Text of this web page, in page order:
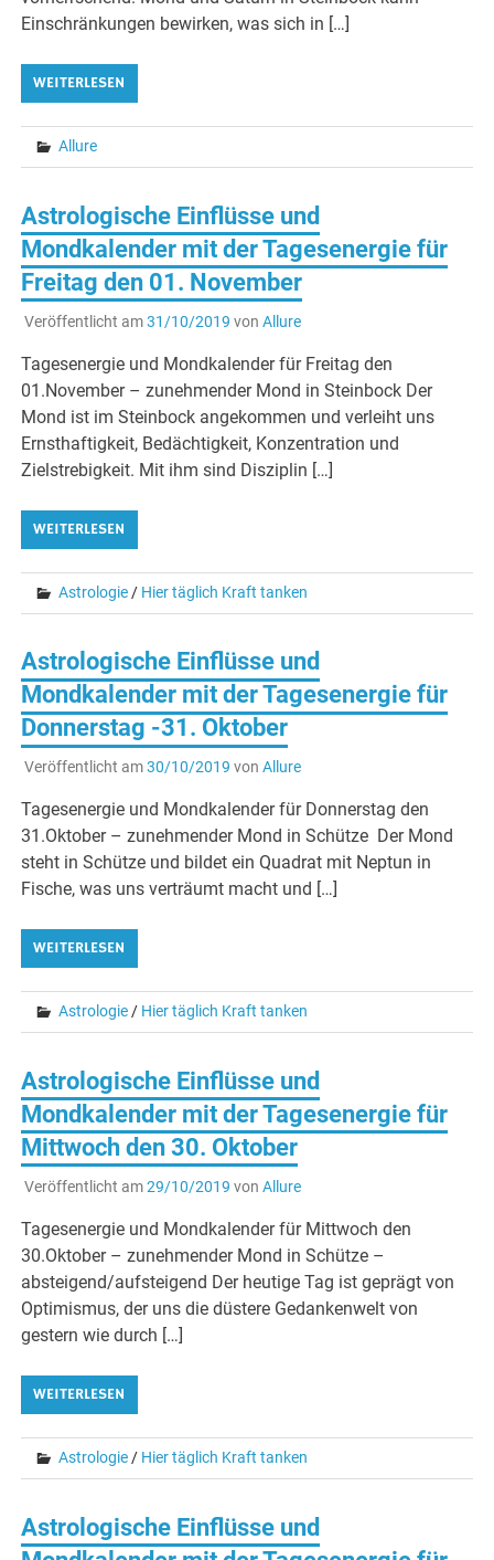
Einschränkungen bewirken, was sich in […]
WEITERLESEN
Allure
Astrologische Einflüsse und
Mondkalender mit der Tagesenergie für
Freitag den 01. November
Veröffentlicht am31/10/2019 von Allure
Tagesenergie und Mondkalender für Freitag den
01.November – zunehmender Mond in Steinbock Der
Mond ist im Steinbock angekommen und verleiht uns
Ernsthaftigkeit, Bedächtigkeit, Konzentration und
Zielstrebigkeit. Mit ihm sind Disziplin […]
WEITERLESEN
Astrologie / Hier täglich Kraft tanken
Astrologische Einflüsse und
Mondkalender mit der Tagesenergie für
Donnerstag -31. Oktober
Veröffentlicht am30/10/2019 von Allure
Tagesenergie und Mondkalender für Donnerstag den
31.Oktober – zunehmender Mond in Schütze Der Mond
steht in Schütze und bildet ein Quadrat mit Neptun in
Fische, was uns verträumt macht und […]
WEITERLESEN
Astrologie/ Hier täglich Kraft tanken
Astrologische Einflüsse und
Mondkalender mit der Tagesenergie für
Mittwoch den 30. Oktober
Veröffentlicht am29/10/2019 von Allure
Tagesenergie und Mondkalender für Mittwoch den
30.Oktober – zunehmender Mond in Schütze –
absteigend/aufsteigend Der heutige Tag ist geprägt von
Optimismus, der uns die düstere Gedankenwelt von
gestern wie durch […]
WEITERLESEN
Astrologie / Hier täglich Kraft tanken
Astrologische Einflüsse und